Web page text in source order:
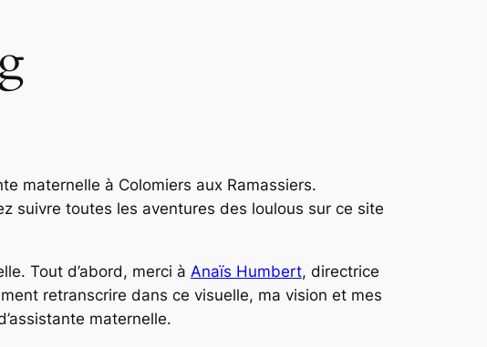
maternelle à Colomiers aux Ramassiers.
suivre toutes les aventures des loulous sur ce site
Tout d’abord, merci à Anaïs Humbert, directrice
retranscrire dans ce visuelle, ma vision et mes
maternelle.